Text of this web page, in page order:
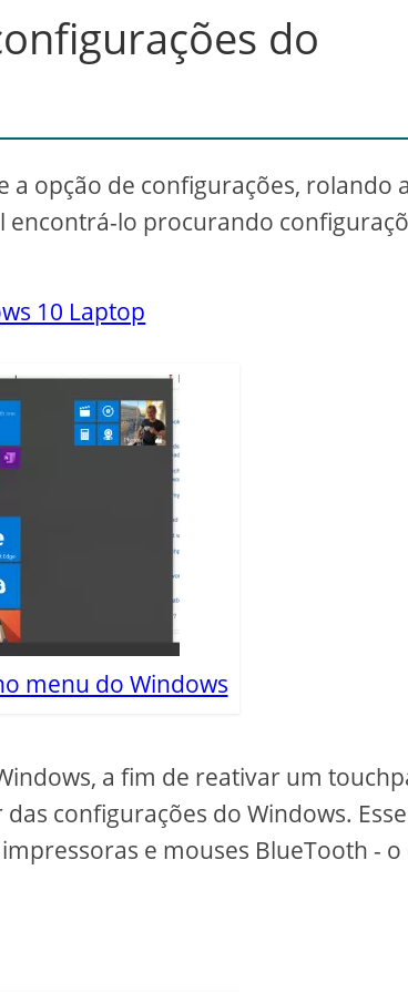
do
opção de configurações, rolando a
encontrá-lo procurando
10 Laptop
menu do Windows
a fim de reativar um
configurações do Windows. Esse
e mouses BlueTooth - o